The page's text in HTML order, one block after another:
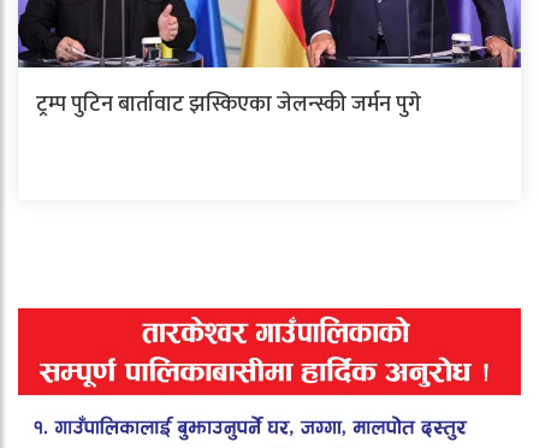
ट्रम्प पुटिन बार्तावाट झस्किएका जेलन्स्की जर्मन पुगे